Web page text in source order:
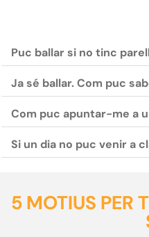
Puc ballar si no tinc
Ja sé ballar. Com puc
Com puc apuntar-me a
Si un dia no puc venir a
5 MOTIUS PER